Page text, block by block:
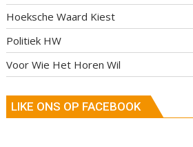
Hoeksche Waard Kiest
Politiek HW
Voor Wie Het Horen Wil
LIKE ONS OP FACEBOOK